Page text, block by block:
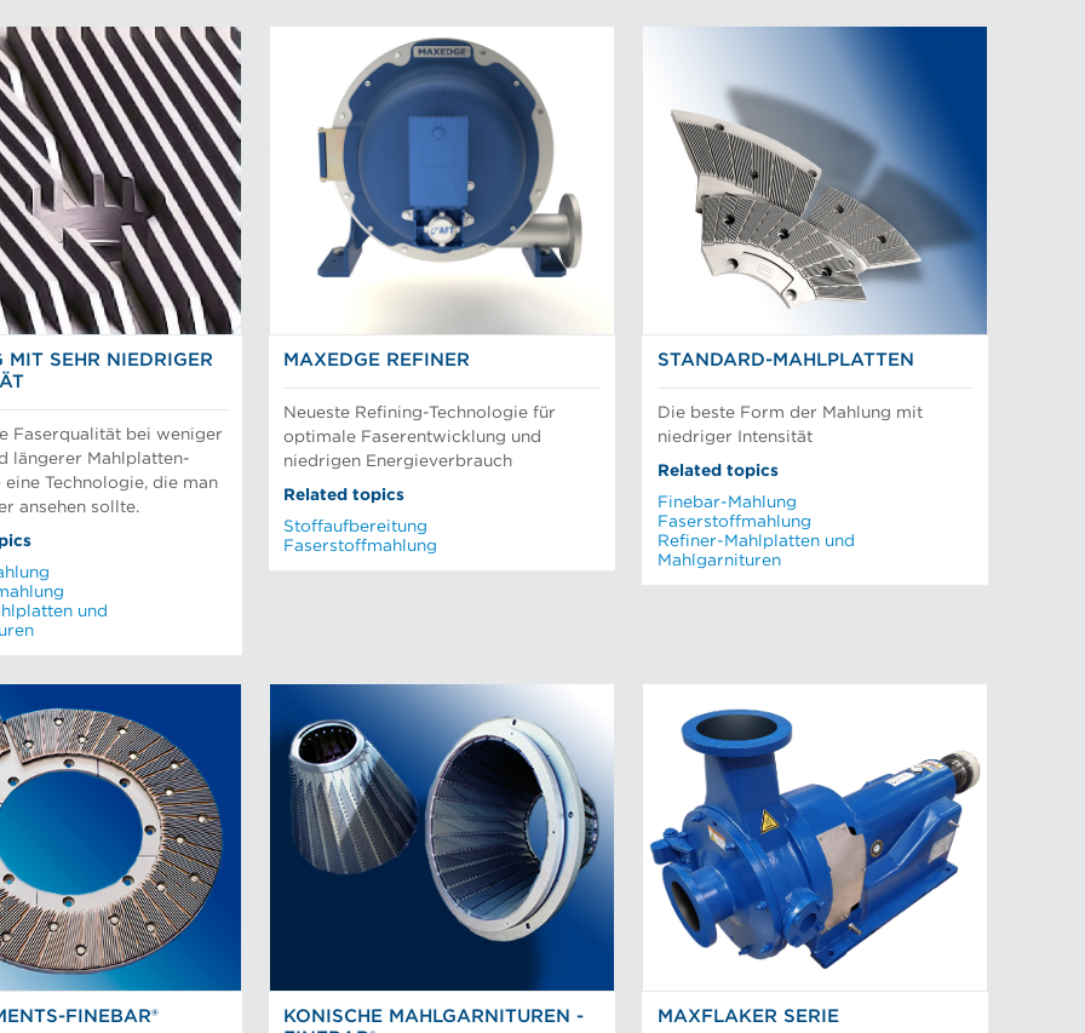
MIT SEHR NIEDRIGER
Faserqualität bei weniger
längerer Mahlplatten-
eine Technologie, die man
ansehen sollte.
und
MAXEDGE REFINER
Neueste Refining-Technologie für
optimale Faserentwicklung und
niedrigen Energieverbrauch
Related topics
Stoffaufbereitung
Faserstoffmahlung
STANDARD-MAHLPLATTEN
Die beste Form der Mahlung mit
niedriger Intensität
Related topics
Finebar-Mahlung
Faserstoffmahlung
Refiner-Mahlplatten und
Mahlgarnituren
FINEBAR®
KONISCHE MAHLGARNITUREN -
MAXFLAKER SERIE